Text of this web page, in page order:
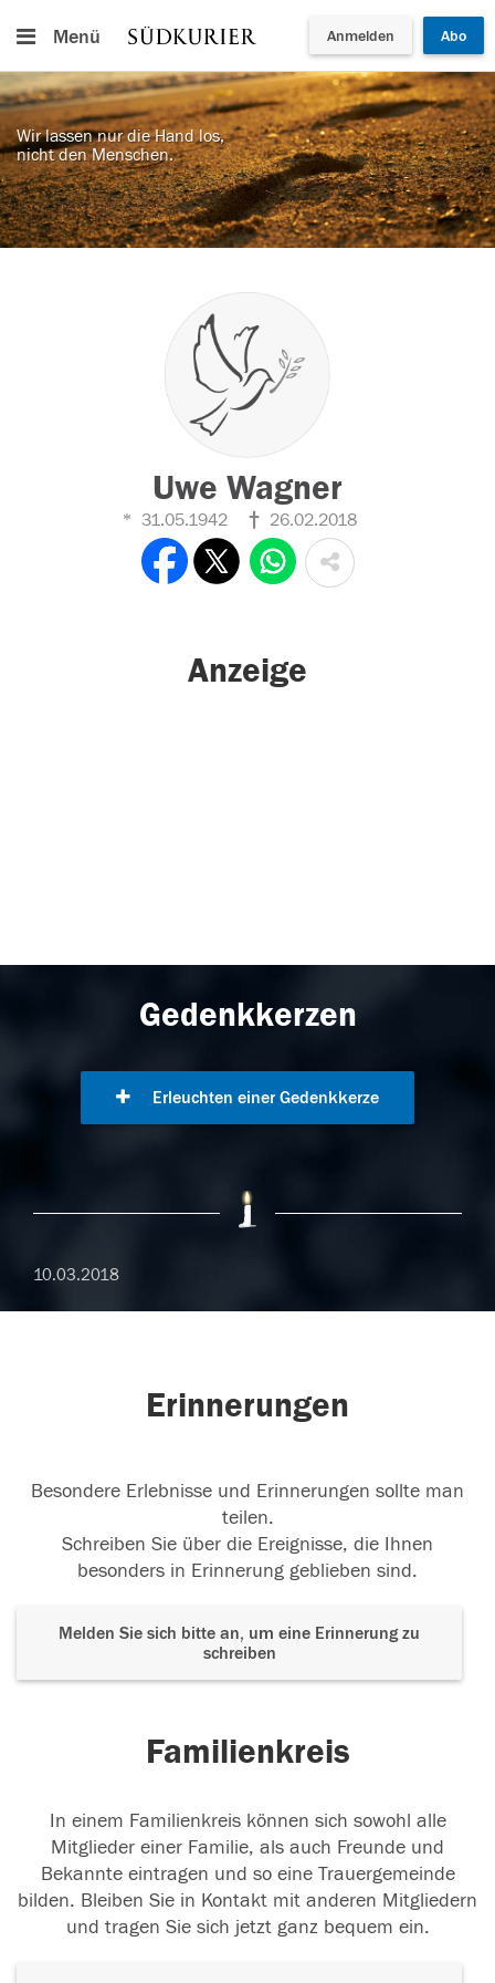
Menü Anmelden Abo
Wir lassen nur die Hand los,
nicht den Menschen.
Uwe Wagner
31.05.1942 26.02.2018
Anzeige
Gedenkkerzen
Erleuchten einer Gedenkkerze
10.03.2018
Erinnerungen
Besondere Erlebnisse und Erinnerungen sollte man
teilen.
Schreiben Sie über die Ereignisse, die Ihnen
besonders in Erinnerung geblieben sind.
Melden Sie sich bitte an, um eine Erinnerung zu
schreiben
Familienkreis
In einem Familienkreis können sich sowohl alle
Mitglieder einer Familie, als auch Freunde und
Bekannte eintragen und so eine Trauergemeinde
bilden. Bleiben Sie in Kontakt mit anderen Mitgliedern
und tragen Sie sich jetzt ganz bequem ein.